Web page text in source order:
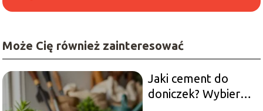
Może Cię również zainteresować
Jaki cement do
doniczek? Wybierz